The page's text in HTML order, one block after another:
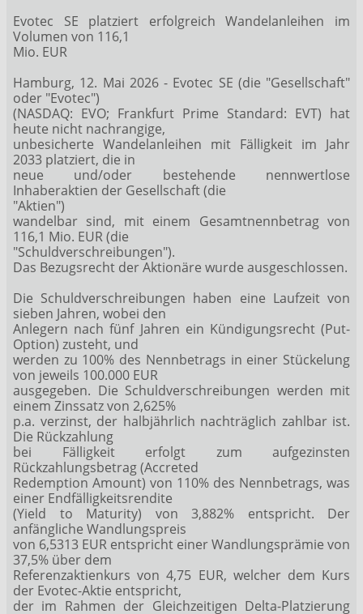
Evotec SE platziert erfolgreich Wandelanleihen im
Volumen von 116,1
Mio. EUR
Hamburg, 12. Mai 2026 - Evotec SE (die "Gesellschaft"
oder "Evotec")
(NASDAQ: EVO; Frankfurt Prime Standard: EVT) hat
heute nicht nachrangige,
unbesicherte Wandelanleihen mit Fälligkeit im Jahr
2033 platziert, die in
neue und/oder bestehende nennwertlose
Inhaberaktien der Gesellschaft (die
"Aktien")
wandelbar sind, mit einem Gesamtnennbetrag von
116,1 Mio. EUR (die
"Schuldverschreibungen").
Das Bezugsrecht der Aktionäre wurde ausgeschlossen.
Die Schuldverschreibungen haben eine Laufzeit von
sieben Jahren, wobei den
Anlegern nach fünf Jahren ein Kündigungsrecht (Put-
Option) zusteht, und
werden zu 100% des Nennbetrags in einer Stückelung
von jeweils 100.000 EUR
ausgegeben. Die Schuldverschreibungen werden mit
einem Zinssatz von 2,625%
p.a. verzinst, der halbjährlich nachträglich zahlbar ist.
Die Rückzahlung
bei Fälligkeit erfolgt zum aufgezinsten
Rückzahlungsbetrag (Accreted
Redemption Amount) von 110% des Nennbetrags, was
einer Endfälligkeitsrendite
(Yield to Maturity) von 3,882% entspricht. Der
anfängliche Wandlungspreis
von 6,5313 EUR entspricht einer Wandlungsprämie von
37,5% über dem
Referenzaktienkurs von 4,75 EUR, welcher dem Kurs
der Evotec-Aktie entspricht,
der im Rahmen der Gleichzeitigen Delta-Platzierung